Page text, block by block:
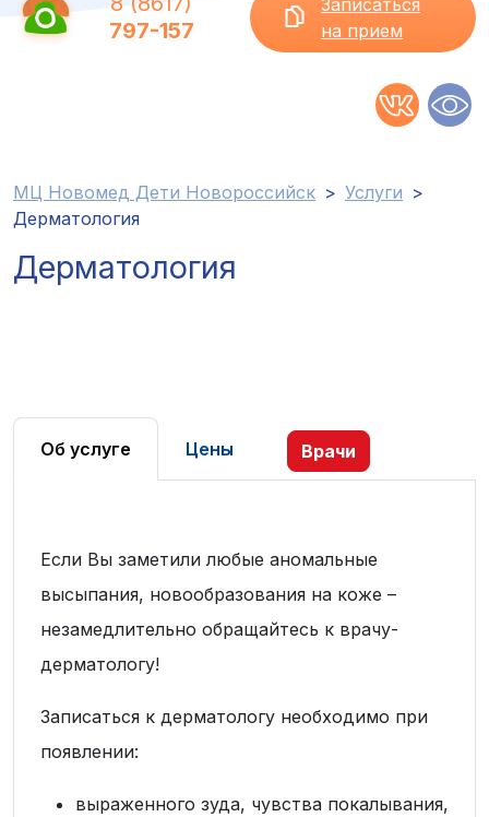
797-157
Записаться
на прием
МЦ Новомед Дети Новороссийск > Услуги >
Дерматология
Дерматология
Об услуге Цены Врачи
Если Вы заметили любые аномальные
высыпания, новообразования на коже –
незамедлительно обращайтесь к врачу-
дерматологу!
Записаться к дерматологу необходимо при
появлении:
выраженного зуда, чувства покалывания,